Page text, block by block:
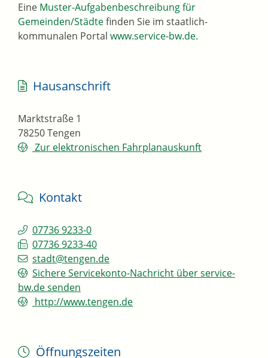
Eine Muster-Aufgabenbeschreibung für
Gemeinden/Städtefinden Sie im staatlich-
kommunalen Portal www.service-bw.de.
Hausanschrift
Marktstraße 1
78250Tengen
Zur elektronischen Fahrplanauskunft
Kontakt
07736 9233-0
07736 9233-40
stadt@tengen.de
Sichere Servicekonto-Nachricht über service-
bw.de senden
http://www.tengen.de
Öffnungszeiten